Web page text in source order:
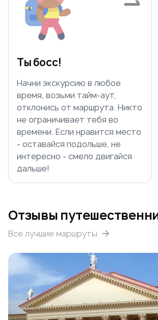
Ты босс!
Начни экскурсию в любое
время, возьми тайм-аут,
отклонись от маршрута. Никто
не ограничивает тебя во
времени. Если нравится место
- оставайся подольше, не
интересно - смело двигайся
дальше!
Отзывы
Все лучшие маршруты